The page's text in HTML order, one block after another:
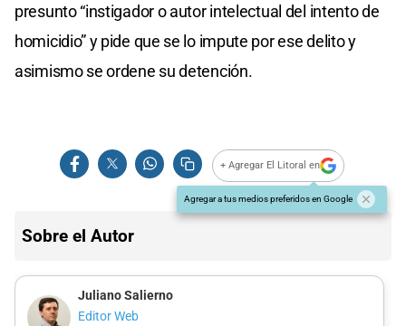
presunto “instigador o autor intelectual del intento de
homicidio” y pide que se lo impute por ese delito y
asimismo se ordene su detención.
+ Agregar El Litoral en
Agregar a tus medios preferidos en Google
Sobre el Autor
Juliano Salierno
Editor Web